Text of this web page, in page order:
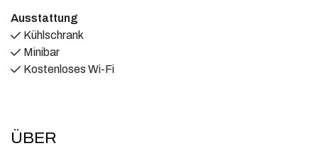
Ausstattung
Kühlschrank
Minibar
Kostenloses Wi-Fi
ÜBER